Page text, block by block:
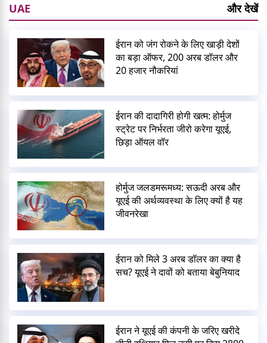
UAE और देखें
ईरान को जंग रोकने के लिए खाड़ी देशों
का बड़ा ऑफर, 200 अरब डॉलर और
20 हजार नौकरियां
ईरान की दादागिरी होगी खत्म: होर्मुज
स्ट्रेट पर निर्भरता जीरो करेगा यूएई,
छिड़ा ऑयल वॉर
होर्मुज जलडमरूमध्य: सऊदी अरब और
यूएई की अर्थव्यवस्था के लिए क्यों है यह
जीवनरेखा
ईरान को मिले 3 अरब डॉलर का क्या है
सच? यूएई ने दावों को बताया बेबुनियाद
ईरान ने यूएई की कंपनी के जरिए खरीदे